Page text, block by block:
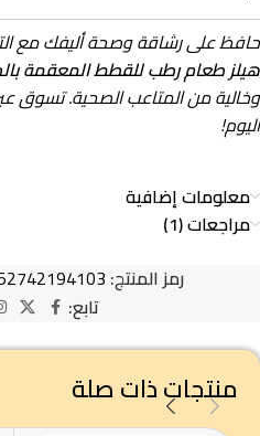
حافظ على رشاقة وصحة أليفك مع
هيلز طعام رطب للقطط المعقمة
وخالية من المتاعب الصحية. تسوق
اليوم!
معلومات إضافية
مراجعات (1)
رمز المنتج:
تابع:
منتجات ذات صلة